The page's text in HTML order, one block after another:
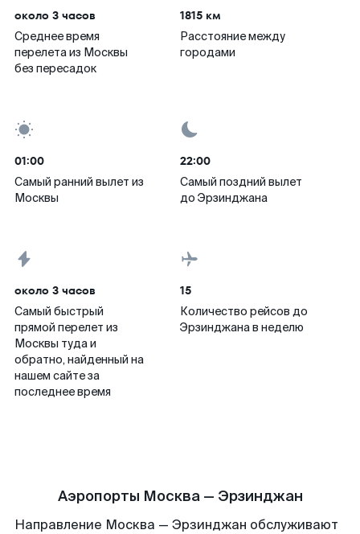
около 3 часов
Среднее время
перелета из Москвы
без пересадок
1815 км
Расстояние между
городами
01:00
Самый ранний вылет из
Москвы
22:00
Самый поздний вылет
до Эрзинджана
около 3 часов
Самый быстрый
прямой перелет из
Москвы туда и
обратно, найденный на
нашем сайте за
последнее время
15
Количество рейсов до
Эрзинджана в неделю
Аэропорты Москва — Эрзинджан
Направление Москва — Эрзинджан обслуживают